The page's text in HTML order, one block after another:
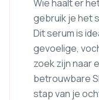
Wie haalt er
gebruik je het
Dit serum is
gevoelige,
zoek zijn naar
betrouwbare
stap van je